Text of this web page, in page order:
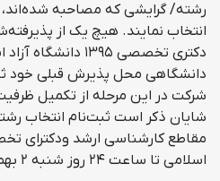
انتخاب نمایند. هیچ یک از
دکتری تخصصی ۱۳۹۵
دانشگاهی محل پذیرش قبلی خود
شرکت در این مرحله از تکمیل
شایان ذکر است ثبت‌نام انتخاب
اسلامی تا ساعت ۲۴ روز شنبه ۲ بهمن‌ماه تمدید شد.